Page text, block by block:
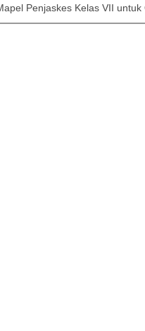
Penjaskes Kelas VII